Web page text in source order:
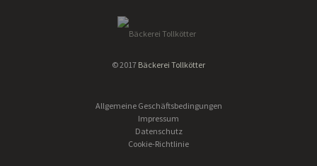
© 2017 Bäckerei Tollkötter
Allgemeine Geschäftsbedingungen
Impressum
Datenschutz
Cookie-Richtlinie